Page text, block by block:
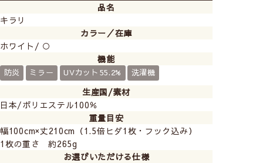
品名
キラリ
カラー／在庫
ホワイト/ ○
機能
防炎 ミラー UVカット55.2% 洗濯機
生産国/素材
日本/ポリエステル100％
重量目安
幅100cm×丈210cm（1.5倍ヒダ1枚・フック込み）
1枚の重さ 約265g
お選びいただける仕様